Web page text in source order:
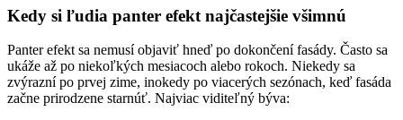
Kedy si ľudia panter efekt najčastejšie všimnú
Panter efekt sa nemusí objaviť hneď po dokončení fasády. Často sa
ukáže až po niekoľkých mesiacoch alebo rokoch. Niekedy sa
zvýrazní po prvej zime, inokedy po viacerých sezónach, keď fasáda
začne prirodzene starnúť. Najviac viditeľný býva: